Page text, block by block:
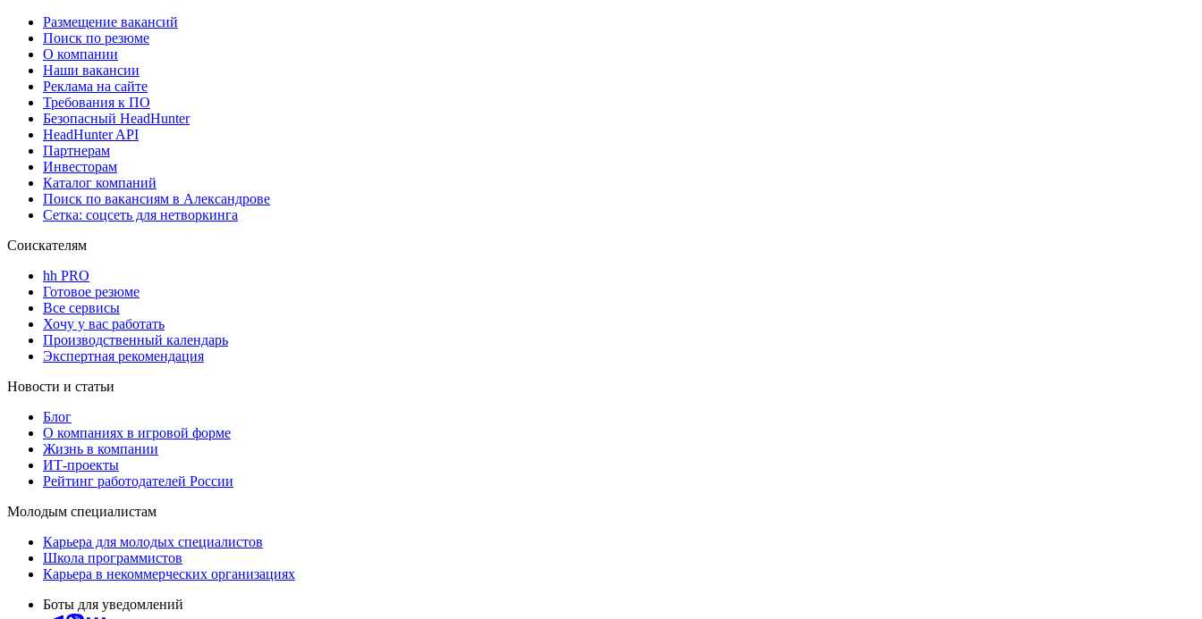
Размещение вакансий
Поиск по резюме
О компании
Наши вакансии
Реклама на сайте
Требования к ПО
Безопасный HeadHunter
HeadHunter API
Партнерам
Инвесторам
Каталог компаний
Поиск по вакансиям в Александрове
Сетка: соцсеть для нетворкинга
Соискателям
hh PRO
Готовое резюме
Все сервисы
Хочу у вас работать
Производственный календарь
Экспертная рекомендация
Новости и статьи
Блог
О компаниях в игровой форме
Жизнь в компании
ИТ-проекты
Рейтинг работодателей России
Молодым специалистам
Карьера для молодых специалистов
Школа программистов
Карьера в некоммерческих организациях
Боты для уведомлений